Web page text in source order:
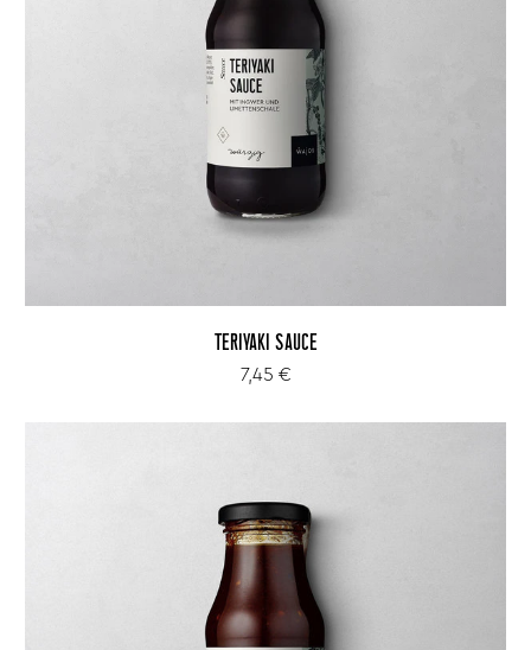
TERIYAKI SAUCE
7,45 €